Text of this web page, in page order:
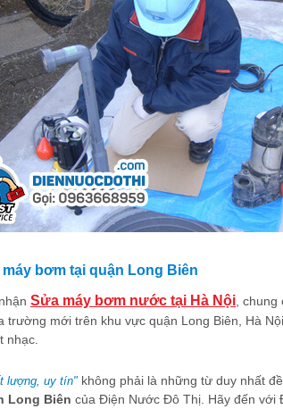
bơm tại quận Long Biên
Sửa máy bơm nước tại Hà Nội ,
trường mới trên khu vực quận Long Biên, Hà
nhạc.
lượng, uy tín" không phải là những từ duy nhất
Long Biên của Điện Nước Đô Thị. Hãy đến với